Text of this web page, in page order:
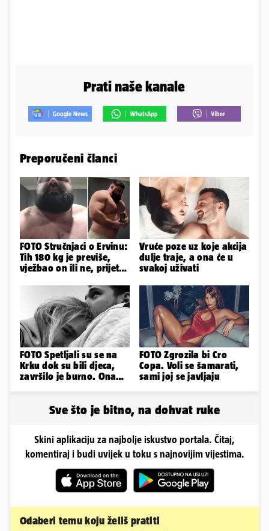
Prati naše kanale
Preporučeni članci
FOTO Stručnjaci o Ervinu:
Tih 180 kg je previše,
vježbao on ili ne, prijete
Vruće poze uz koje akcija
dulje traje, a ona će u
svakoj uživati
FOTO Spetljali su se na
Krku dok su bili djeca,
završilo je burno. Ona
FOTO Zgrozila bi Cro
Copa. Voli se šamarati,
sami joj se javljaju
Sve što je bitno, na dohvat ruke
Skini aplikaciju za najbolje iskustvo portala. Čitaj,
komentiraj i budi uvijek u toku s najnovijim vijestima.
Odaberi temu koju želiš pratiti